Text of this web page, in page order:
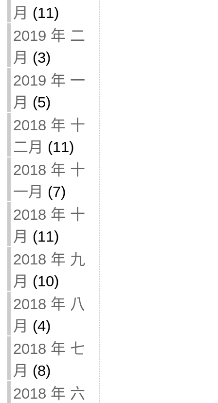
月 (11)
2019 年 二
月 (3)
2019 年 一
月 (5)
2018 年 十
二月 (11)
2018 年 十
一月 (7)
2018 年 十
月 (11)
2018 年 九
月 (10)
2018 年 八
月 (4)
2018 年 七
月 (8)
2018 年 六